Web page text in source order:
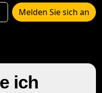
Melden Sie sich an
ich